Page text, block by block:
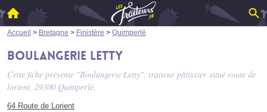
Accueil > Bretagne > Finistère > Quimperlé
Boulangerie Letty
Cette fiche présente "Boulangerie Letty", traiteur pâtissier situé route de
lorient, 29300 Quimperlé.
64 Route de Lorient